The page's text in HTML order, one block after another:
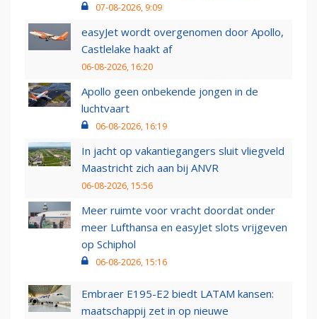
07-08-2026, 9:09
easyJet wordt overgenomen door Apollo,
Castlelake haakt af
06-08-2026, 16:20
Apollo geen onbekende jongen in de
luchtvaart
06-08-2026, 16:19
In jacht op vakantiegangers sluit vliegveld
Maastricht zich aan bij ANVR
06-08-2026, 15:56
Meer ruimte voor vracht doordat onder
meer Lufthansa en easyJet slots vrijgeven
op Schiphol
06-08-2026, 15:16
Embraer E195-E2 biedt LATAM kansen:
maatschappij zet in op nieuwe